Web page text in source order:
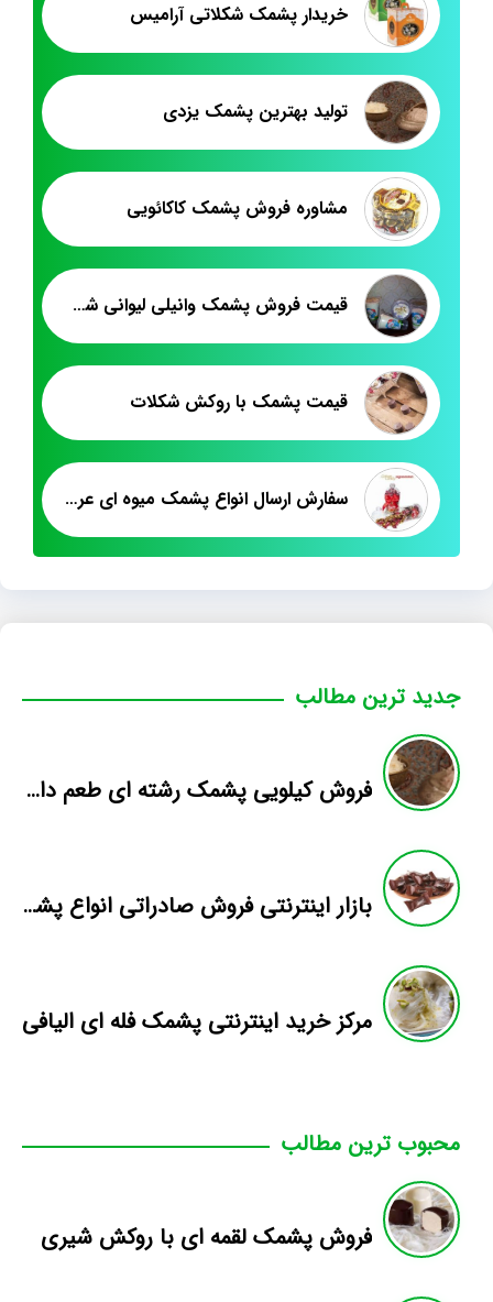
خریدار پشمک شکلاتی آرامیس
تولید بهترین پشمک یزدی
مشاوره فروش پشمک کاکائویی
قیمت فروش پشمک وانیلی لیوانی شلاله
قیمت پشمک با روکش شکلات
سفارش ارسال انواع پشمک میوه ای عروسکی
جدید ترین مطالب
فروش کیلویی پشمک رشته ای طعم دار میوه
بازار اینترنتی فروش صادراتی انواع پشمک الیافی/شکلاتی
مرکز خرید اینترنتی پشمک فله ای الیافی
محبوب ترین مطالب
فروش پشمک لقمه ای با روکش شیری